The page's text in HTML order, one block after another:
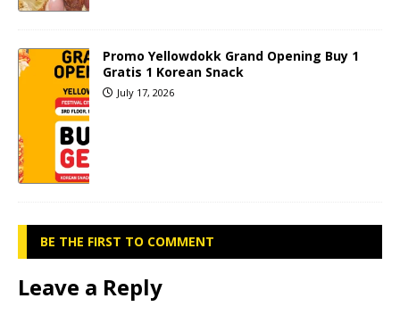
Promo Yellowdokk Grand Opening Buy 1
Gratis 1 Korean Snack
July 17, 2026
BE THE FIRST TO COMMENT
Leave a Reply